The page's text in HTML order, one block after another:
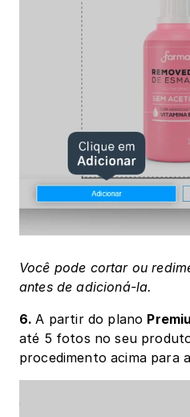
Você pode cortar ou
antes de adicioná-la.
6. A partir do plano
até 5 fotos no seu
procedimento acima para